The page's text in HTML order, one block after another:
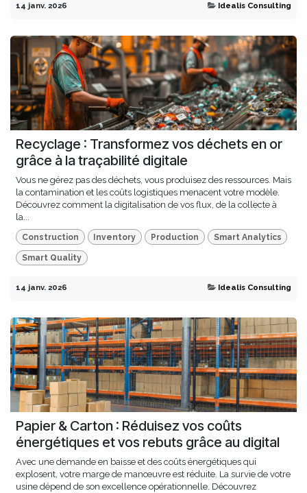
14 janv. 2026 Idealis Consulting
Recyclage : Transformez vos déchets en or
grâce à la traçabilité digitale
Vous ne gérez pas des déchets, vous produisez des ressources. Mais
la contamination et les coûts logistiques menacent votre modèle.
Découvrez comment la digitalisation de vos flux, de la collecte à
la...
Construction Inventory Production Smart Analytics
Smart Quality
14 janv. 2026 Idealis Consulting
Papier & Carton : Réduisez vos coûts
énergétiques et vos rebuts grâce au digital
Avec une demande en baisse et des coûts énergétiques qui
explosent, votre marge de manœuvre est réduite. La survie de votre
usine dépend de son excellence opérationnelle. Découvrez